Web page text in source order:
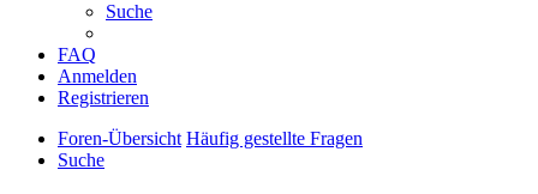
Suche
FAQ
Anmelden
Registrieren
Foren-Übersicht Häufig gestellte Fragen
Suche